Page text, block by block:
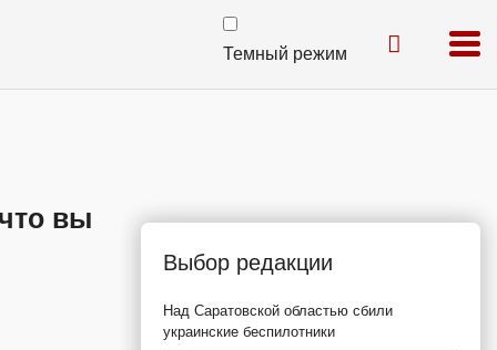
Темный режим
вы
Выбор редакции
Над Саратовской областью сбили
украинские беспилотники